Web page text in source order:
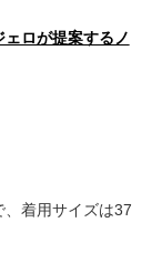
ェロが提案するノ
着用サイズは37